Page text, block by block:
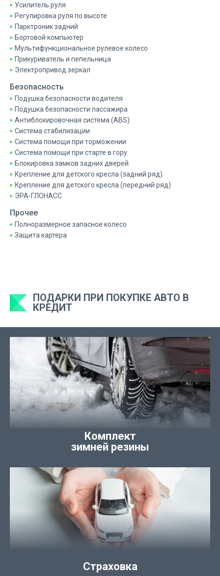
Усилитель руля
Регулировка руля по высоте
Парктроник задний
Бортовой компьютер
Мультифункциональное рулевое колесо
Прикуриватель и пепельница
Электропривод зеркал
Безопасность
Подушка безопасности водителя
Подушка безопасности пассажира
Антиблокировочная система (ABS)
Система стабилизации
Система помощи при торможении
Система помощи при старте в гору
Блокировка замков задних дверей
Крепление для детского кресла (задний ряд)
Крепление для детского кресла (передний ряд)
ЭРА-ГЛОНАСС
Прочее
Полноразмерное запасное колесо
Защита картера
ПОДАРКИ ПРИ ПОКУПКЕ АВТО В
КРЕДИТ
Комплект
зимней резины
Страховка